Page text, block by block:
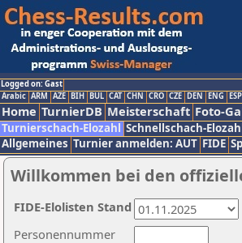
Logged on: Gast
Arabic ARM AZE BIH BUL CAT CHN CRO CZE DEN ENG ESP
Home TurnierDB Meisterschaft Foto-
Turnierschach-Elozahl Schnellschach-
Allgemeines Turnier anmelden: AUT FIDE
Willkommen bei den
Personennummer
FIDE-Elolisten Stand